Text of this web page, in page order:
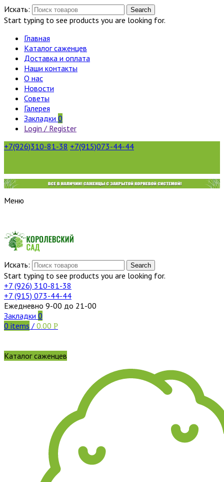
Искать: Search
Start typing to see products you are looking for.
Главная
Каталог саженцев
Доставка и оплата
Наши контакты
О нас
Новости
Советы
Галерея
Закладки 0
Login / Register
+7(926)310-81-38 +7(915)073-44-44
Меню
Искать: Search
Start typing to see products you are looking for.
+7 (926) 310-81-38
+7 (915) 073-44-44
Ежедневно 9-00 до 21-00
Закладки 0
0 items / 0.00 Р
Каталог саженцев